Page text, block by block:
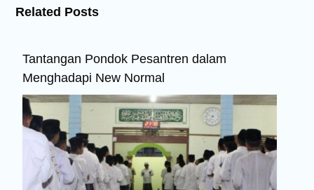
Related Posts
Tantangan Pondok Pesantren dalam
Menghadapi New Normal